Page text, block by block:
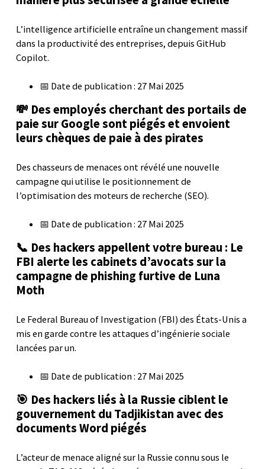
L’intelligence artificielle entraîne un changement massif
dans la productivité des entreprises, depuis GitHub
Copilot.
📅 Date de publication : 27 Mai 2025
💸 Des employés cherchant des portails de
paie sur Google sont piégés et envoient
leurs chèques de paie à des pirates
Des chasseurs de menaces ont révélé une nouvelle
campagne qui utilise le positionnement de
l’optimisation des moteurs de recherche (SEO).
📅 Date de publication : 27 Mai 2025
📞 Des hackers appellent votre bureau : Le
FBI alerte les cabinets d’avocats sur la
campagne de phishing furtive de Luna
Moth
Le Federal Bureau of Investigation (FBI) des États-Unis a
mis en garde contre les attaques d’ingénierie sociale
lancées par un.
📅 Date de publication : 27 Mai 2025
🎯 Des hackers liés à la Russie ciblent le
gouvernement du Tadjikistan avec des
documents Word piégés
L’acteur de menace aligné sur la Russie connu sous le